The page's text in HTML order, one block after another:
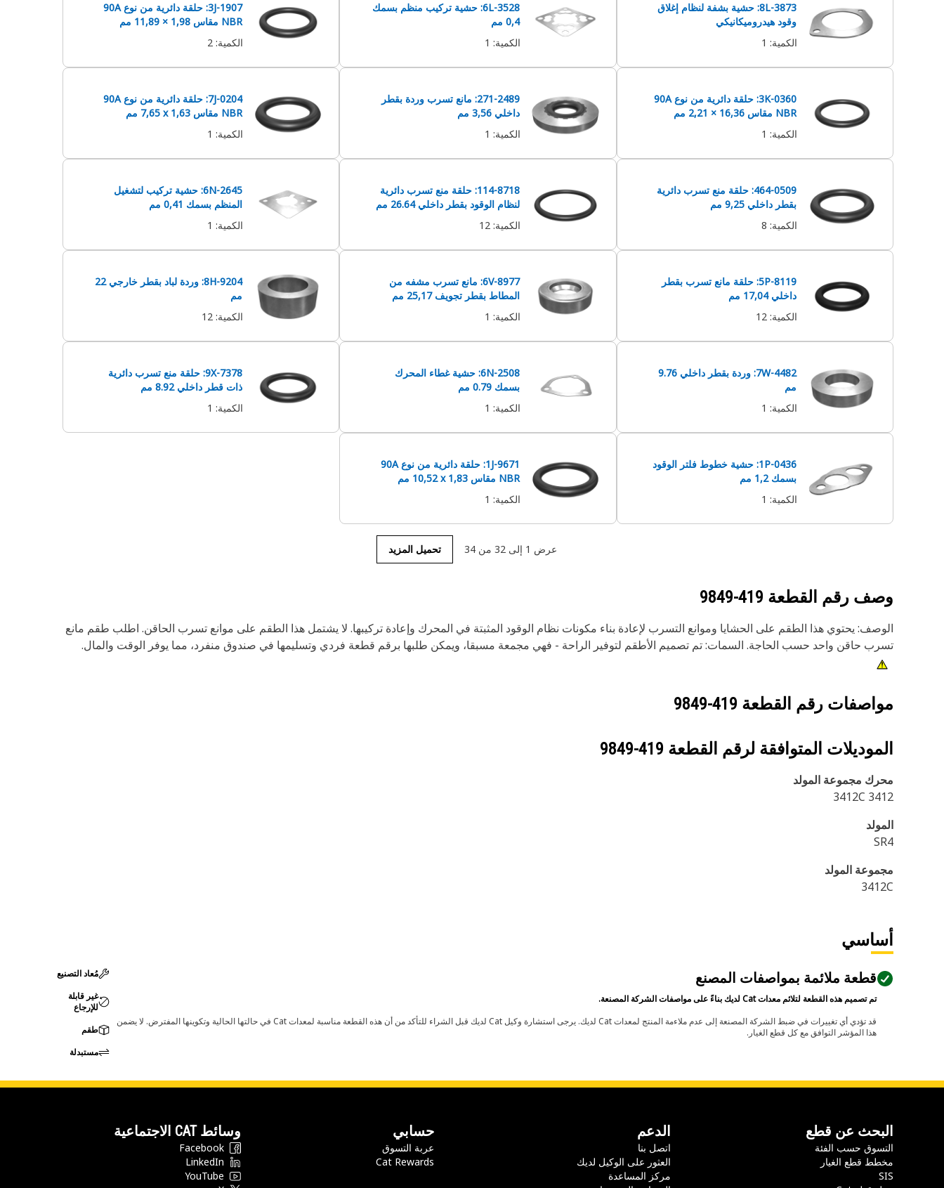
8L-3873: حشية بشفة لنظام إغلاق
وقود هيدروميكانيكي
الكمية:
1
6L-3528: حشية تركيب منظم بسمك
0,4 مم
الكمية:
1
3J-1907: حلقة دائرية من نوع 90A
NBR مقاس ‏1,98 × 11,89 مم
الكمية:
2
3K-0360: حلقة دائرية من نوع 90A
NBR مقاس ‏16,36 × 2,21 مم
الكمية:
1
271-2489: مانع تسرب وردة بقطر
داخلي 3,56 مم
الكمية:
1
7J-0204: حلقة دائرية من نوع 90A
NBR مقاس 1,63 x‏ 7,65 مم‏
الكمية:
1
464-0509: حلقة منع تسرب دائرية‬
بقطر داخلي 9,25 مم
الكمية:
8
114-8718: حلقة منع تسرب دائرية
لنظام الوقود بقطر داخلي 26.64 مم
الكمية:
12
6N-2645: حشية تركيب لتشغيل
المنظم بسمك 0,41 مم
الكمية:
1
5P-8119: حلقة مانع تسرب بقطر
داخلي 17,04 مم
الكمية:
12
6V-8977: مانع تسرب مشفه من
المطاط بقطر تجويف 25,17 مم
الكمية:
1
8H-9204: وردة لباد بقطر خارجي 22
مم
الكمية:
12
7W-4482: وردة بقطر داخلي 9.76
مم
الكمية:
1
6N-2508: حشية غطاء المحرك
بسمك 0.79 مم
الكمية:
1
9X-7378: حلقة منع تسرب دائرية
ذات قطر داخلي 8.92 مم
الكمية:
1
1P-0436: حشية خطوط فلتر الوقود
بسمك 1,2 مم
الكمية:
1
1J-9671: حلقة دائرية من نوع 90A
NBR مقاس 1,83 x‏ 10,52 مم
الكمية:
1
عرض 1 إلى 32 من 34 تحميل المزيد
وصف رقم القطعة 419-9849
الوصف: يحتوي هذا الطقم على الحشايا وموانع التسرب لإعادة بناء مكونات نظام الوقود المثبتة في المحرك وإعادة تركيبها. لا يشتمل هذا الطقم على موانع تسرب الحاقن. اطلب طقم مانع
تسرب حاقن واحد حسب الحاجة. السمات: تم تصميم الأطقم لتوفير الراحة - فهي مجمعة مسبقا، ويمكن طلبها برقم قطعة فردي وتسليمها في صندوق منفرد، مما يوفر الوقت والمال.
مواصفات رقم القطعة 419-9849
الموديلات المتوافقة لرقم القطعة 419-9849
محرك مجموعة المولد
3412 3412C
المولد
SR4
مجموعة المولد
3412C
أساسي
قطعة ملائمة بمواصفات المصنع
تم تصميم هذه القطعة لتلائم معدات Cat لديك بناءً على مواصفات الشركة المصنعة.
قد تؤدي أي تغييرات في ضبط الشركة المصنعة إلى عدم ملاءمة المنتج لمعدات Cat لديك. يرجى استشارة وكيل Cat لديك قبل الشراء للتأكد من أن هذه القطعة مناسبة لمعدات Cat في حالتها الحالية وتكوينها المفترض. لا يضمن
هذا المؤشر التوافق مع كل قطع الغيار.
مُعاد التصنيع
غير قابلة
للإرجاع
طقم
مستبدلة
البحث عن قطع
التسوق حسب الفئة
مخطط قطع الغيار
SIS
الدعم
اتصل بنا
العثور على الوكيل لديك
مركز المساعدة
حسابي
عربة التسوق
Cat Rewards
وسائط CAT الاجتماعية
Facebook
LinkedIn
YouTube